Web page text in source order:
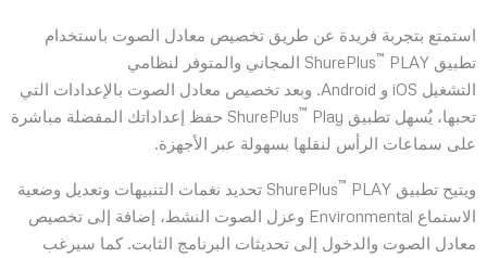
استمتع بتجربة فريدة عن طريق تخصيص معادل الصوت باستخدام
تطبيق ShurePlus
™
PLAY المجاني والمتوفر لنظامي
التشغيل iOS و Android. وبعد تخصيص معادل الصوت بالإعدادات التي
تحبها، يُسهل تطبيق ShurePlus
™
Play حفظ إعداداتك المفضلة مباشرة
على سماعات الرأس لنقلها بسهولة عبر الأجهزة.
ويتيح تطبيق ShurePlus ™
PLAY تحديد نغمات التنبيهات وتعديل وضعية
الاستماع Environmental وعزل الصوت النشط، إضافة إلى تخصيص
معادل الصوت والدخول إلى تحديثات البرنامج الثابت. كما سيرغب